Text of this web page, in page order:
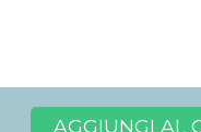
AGGIUNGI AL